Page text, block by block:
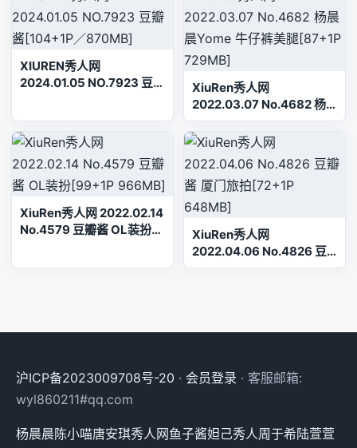
XIUREN秀人网
2024.01.05 NO.7923 豆瓣
XiuRen秀人网
2022.03.07 No.4682 杨
晨晨Yome 牛仔裤美腿
[87+1P 729MB]
XiuRen秀人网 2022.02.14
No.4579 豆瓣酱 OL装扮
XiuRen秀人网
2022.04.06 No.4826 豆
瓣酱 厦门旅拍[72+1P
沪ICP备2023009708号-20 · 会员登录 · 客服邮箱:
wyl860211#qq.com
杨晨晨陈小喵唐安琪秀人网鱼子酱妲己秀人周于希陆萱萱